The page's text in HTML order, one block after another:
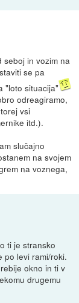
seboj in vozim na
se pa
"loto situacija"
odreagiramo,
vsi
itd.).
slučajno
na svojem
na voznega,
ti je stransko
po levi rami/roki.
okno in ti v
drugemu